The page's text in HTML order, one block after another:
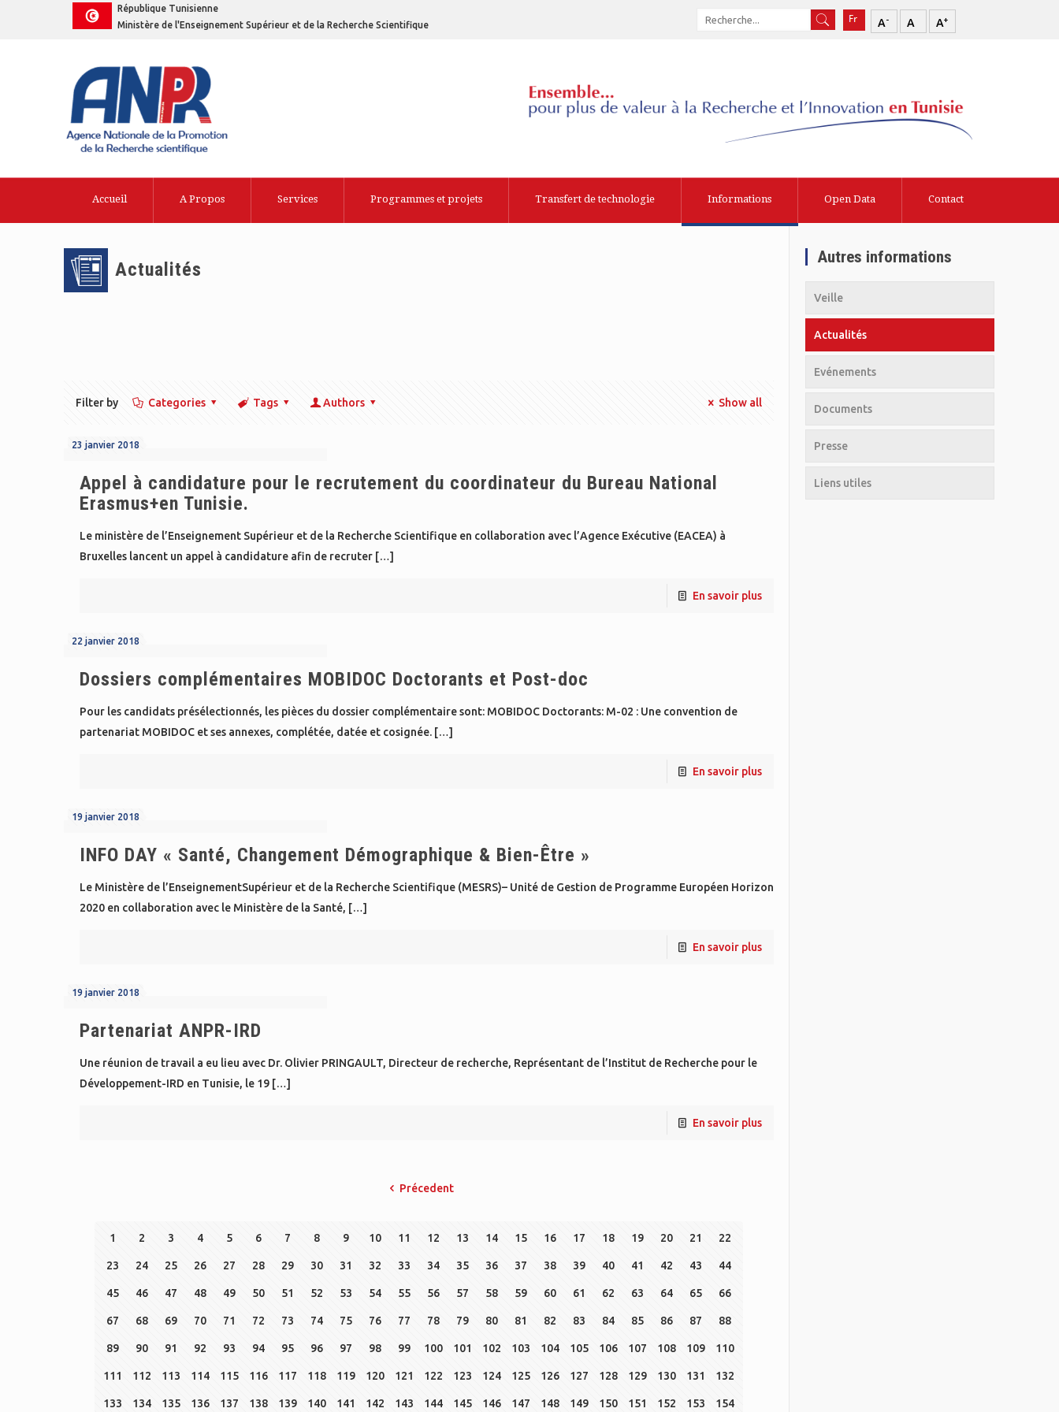
République Tunisienne
Ministère de l'Enseignement Supérieur et de la Recherche Scientifique
A- A A+
Accueil A Propos Services Programmes et projets Transfert de technologie Informations Open Data Contact
Actualités
Filter by Categories Tags Authors Show all
23 janvier 2018
Appel à candidature pour le recrutement du coordinateur du Bureau National
Erasmus+en Tunisie.
Le ministère de l’Enseignement Supérieur et de la Recherche Scientifique en collaboration avec l’Agence Exécutive (EACEA) à
Bruxelles lancent un appel à candidature afin de recruter […]
En savoir plus
22 janvier 2018
Dossiers complémentaires MOBIDOC Doctorants et Post-doc
Pour les candidats présélectionnés, les pièces du dossier complémentaire sont: MOBIDOC Doctorants: M-02 : Une convention de
partenariat MOBIDOC et ses annexes, complétée, datée et cosignée. […]
En savoir plus
19 janvier 2018
INFO DAY « Santé, Changement Démographique & Bien-Être »
Le Ministère de l’EnseignementSupérieur et de la Recherche Scientifique (MESRS)– Unité de Gestion de Programme Européen Horizon
2020 en collaboration avec le Ministère de la Santé, […]
En savoir plus
19 janvier 2018
Partenariat ANPR-IRD
Une réunion de travail a eu lieu avec Dr. Olivier PRINGAULT, Directeur de recherche, Représentant de l’Institut de Recherche pour le
Développement-IRD en Tunisie, le 19 […]
En savoir plus
Précedent
1 2 3 4 5 6 7 8 9 10 11 12 13 14 15 16 17 18 19 20 21 22
23 24 25 26 27 28 29 30 31 32 33 34 35 36 37 38 39 40 41 42 43 44
45 46 47 48 49 50 51 52 53 54 55 56 57 58 59 60 61 62 63 64 65 66
67 68 69 70 71 72 73 74 75 76 77 78 79 80 81 82 83 84 85 86 87 88
89 90 91 92 93 94 95 96 97 98 99 100 101 102 103 104 105 106 107 108 109 110
111 112 113 114 115 116 117 118 119 120 121 122 123 124 125 126 127 128 129 130 131 132
133 134 135 136 137 138 139 140 141 142 143 144 145 146 147 148 149 150 151 152 153 154
Autres informations
Veille
Actualités
Evénements
Documents
Presse
Liens utiles